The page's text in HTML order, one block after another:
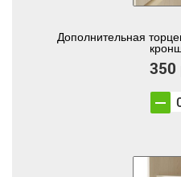
Дополнительная
350